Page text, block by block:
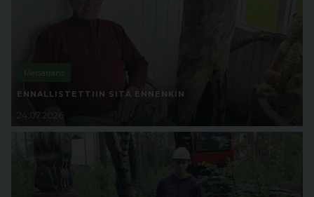
Metsätrans
ENNALLISTETTIIN SITÄ ENNENKIN
24.07.2026